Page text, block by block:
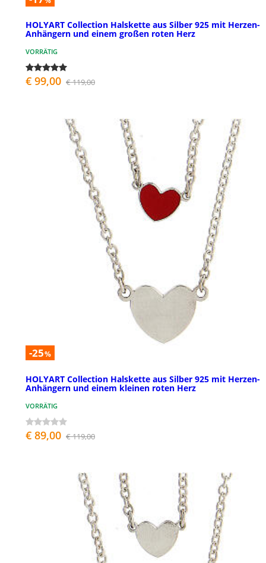
HOLYART Collection Halskette aus Silber 925 mit Herzen-
Anhängern und einem großen roten Herz
VORRÄTIG
€ 99,00 € 119,00
-25%
HOLYART Collection Halskette aus Silber 925 mit Herzen-
Anhängern und einem kleinen roten Herz
VORRÄTIG
€ 89,00 € 119,00